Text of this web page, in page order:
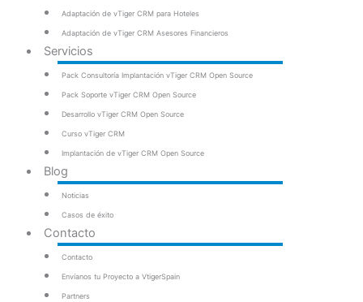
Adaptación de vTiger CRM para Hoteles
Adaptación de vTiger CRM Asesores Financieros
Servicios
Pack Consultoría Implantación vTiger CRM Open Source
Pack Soporte vTiger CRM Open Source
Desarrollo vTiger CRM Open Source
Curso vTiger CRM
Implantación de vTiger CRM Open Source
Blog
Noticias
Casos de éxito
Contacto
Contacto
Envíanos tu Proyecto a VtigerSpain
Partners